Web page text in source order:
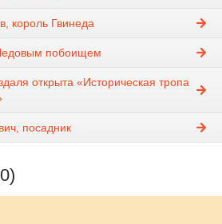
король Гвинеда
побоищем
открыта «Историческая тропа
посадник